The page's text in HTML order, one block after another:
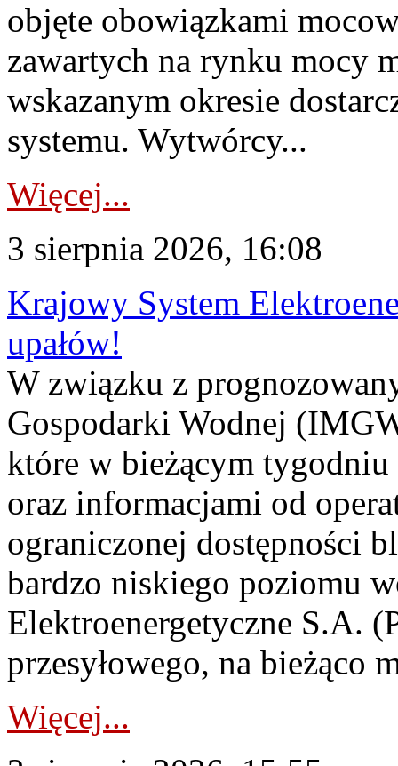
objęte obowiązkami
zawartych na rynku mocy
wskazanym okresie
systemu. Wytwórcy...
Więcej...
3 sierpnia 2026, 16:08
Krajowy System
upałów!
W związku z
Gospodarki Wodnej
które w bieżącym tygodniu
oraz informacjami od
ograniczonej dostępności
bardzo niskiego poziomu
Elektroenergetyczne S.A.
przesyłowego, na bieżąco
Więcej...